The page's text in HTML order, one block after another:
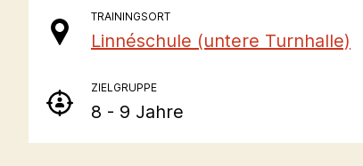
TRAININGSORT
Linnéschule (untere Turnhalle)
ZIELGRUPPE
8 - 9 Jahre